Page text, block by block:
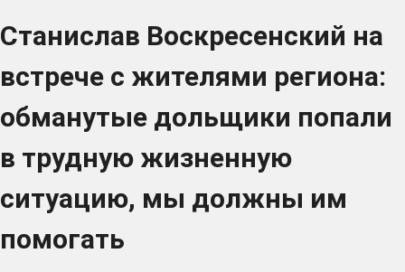
Станислав Воскресенский на
встрече с жителями региона:
обманутые дольщики попали
в трудную жизненную
ситуацию, мы должны им
помогать